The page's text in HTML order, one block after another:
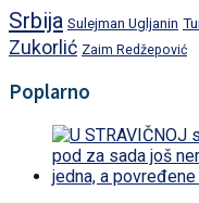
Srbija Sulejman Ugljanin
Zukorlić Zaim Redžepović
Poplarno